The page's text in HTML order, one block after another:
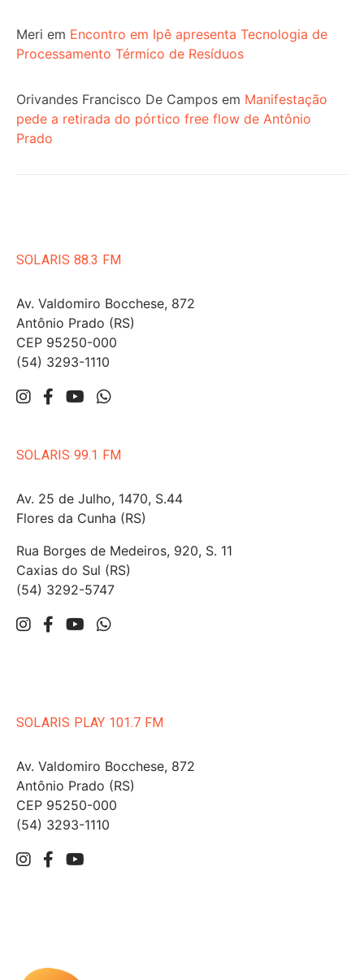
Meri em Encontro em Ipê apresenta Tecnologia de
Processamento Térmico de Resíduos
Orivandes Francisco De Campos em Manifestação
pede a retirada do pórtico free flow de Antônio
Prado
SOLARIS 88.3 FM
Av. Valdomiro Bocchese, 872
Antônio Prado (RS)
CEP 95250-000
(54) 3293-1110
SOLARIS 99.1 FM
Av. 25 de Julho, 1470, S.44
Flores da Cunha (RS)
Rua Borges de Medeiros, 920, S. 11
Caxias do Sul (RS)
(54) 3292-5747
SOLARIS PLAY 101.7 FM
Av. Valdomiro Bocchese, 872
Antônio Prado (RS)
CEP 95250-000
(54) 3293-1110